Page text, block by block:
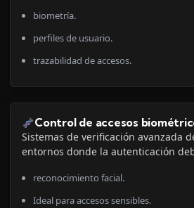
biometría.
perfiles de usuario.
trazabilidad de accesos.
Control de accesos
Sistemas de verificación avanzada
entornos donde la autenticación
reconocimiento facial.
Ideal para accesos sensibles.